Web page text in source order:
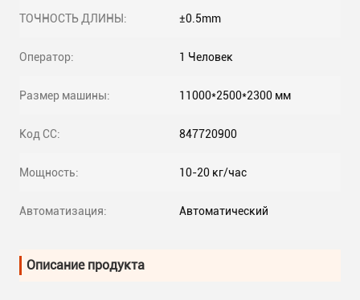
ТОЧНОСТЬ ДЛИНЫ: ±0.5mm
Оператор: 1 Человек
Размер машины: 11000*2500*2300 мм
Код СС: 847720900
Мощность: 10-20 кг/час
Автоматизация: Автоматический
Описание продукта